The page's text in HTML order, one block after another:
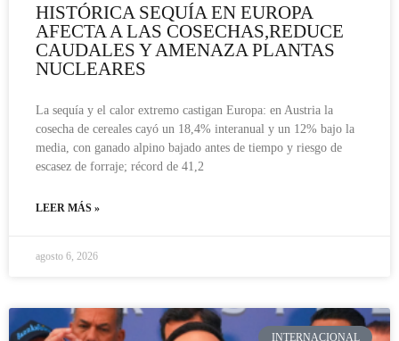
HISTÓRICA SEQUÍA EN EUROPA
AFECTA A LAS COSECHAS,REDUCE
CAUDALES Y AMENAZA PLANTAS
NUCLEARES
La sequía y el calor extremo castigan Europa: en Austria la
cosecha de cereales cayó un 18,4% interanual y un 12% bajo la
media, con ganado alpino bajado antes de tiempo y riesgo de
escasez de forraje; récord de 41,2
LEER MÁS »
agosto 6, 2026
INTERNACIONAL